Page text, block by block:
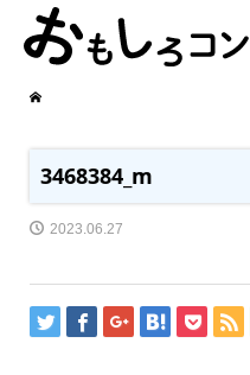
3468384_m
2023.06.27